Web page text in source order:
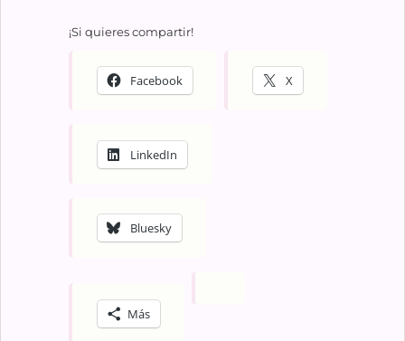
¡Si quieres compartir!
Facebook X
LinkedIn
Bluesky
Más